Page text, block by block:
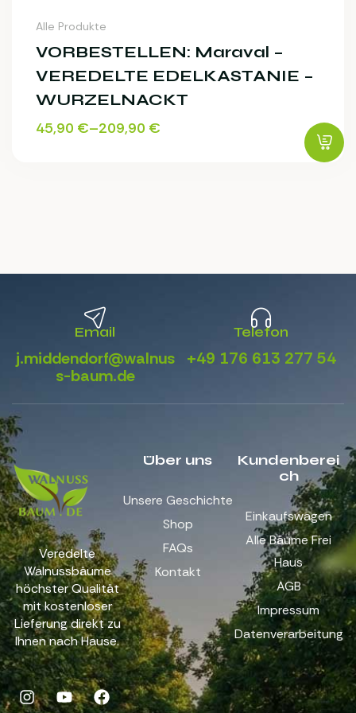
Alle Produkte
VORBESTELLEN: Maraval –
VEREDELTE EDELKASTANIE –
WURZELNACKT
45,90 €–209,90 €
Email
j.middendorf@walnus
s-baum.de
Telefon
+49 176 613 277 54
Über uns
Unsere Geschichte
Shop
FAQs
Kontakt
Kundenberei
ch
Einkaufswagen
Alle Bäume Frei
Haus
AGB
Impressum
Datenverarbeitung
Veredelte
Walnussbäume
höchster Qualität
mit kostenloser
Lieferung direkt zu
Ihnen nach Hause.